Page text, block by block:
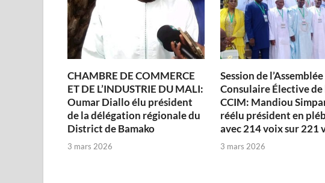
CHAMBRE DE COMMERCE
ET DE L’INDUSTRIE DU MALI:
Oumar Diallo élu président
de la délégation régionale du
District de Bamako
3 mars 2026
Session de l’Assemblée
Consulaire Élective de
CCIM: Mandiou
réélu président en
avec 214 voix sur 221
3 mars 2026